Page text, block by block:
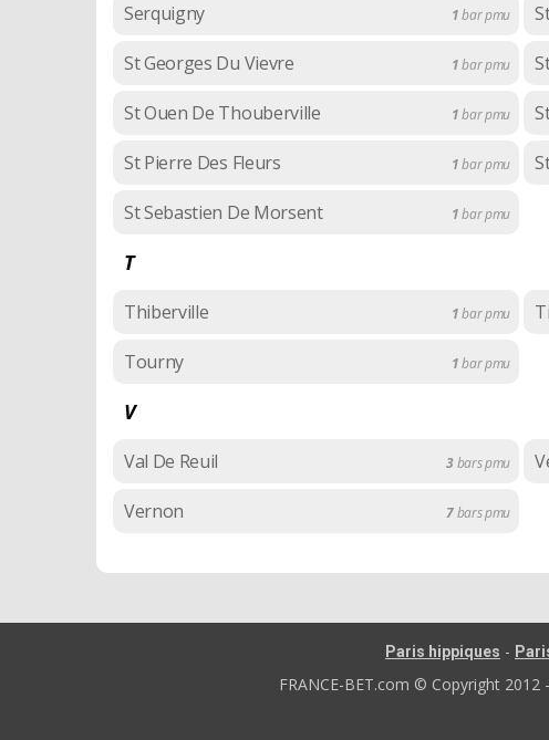
Serquigny 1bar pmu
St Georges Du Vievre 1bar pmu
St Ouen De Thouberville 1bar pmu
St Pierre Des Fleurs 1bar pmu
St Sebastien De Morsent 1bar pmu
T
Thiberville 1bar pmu
Tourny 1bar pmu
V
Val De Reuil 3bars pmu
Vernon 7bars pmu
Paris hippiques -
FRANCE-BET.com © Copyright